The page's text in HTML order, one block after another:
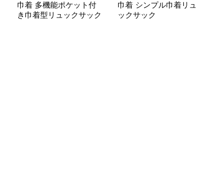
巾着 多機能ポケット付
き巾着型リュックサック
巾着 シンプル巾着リュ
ックサック